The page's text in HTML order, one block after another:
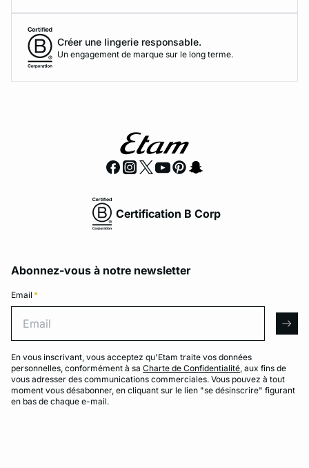
Créer une lingerie responsable.
Un engagement de marque sur le long terme.
Certification B Corp
Abonnez-vous à notre newsletter
Email *
En vous inscrivant, vous acceptez qu'Etam traite vos données
personnelles, conformément à sa Charte de Confidentialité, aux fins de
vous adresser des communications commerciales. Vous pouvez à tout
moment vous désabonner, en cliquant sur le lien "se désinscrire" figurant
en bas de chaque e-mail.